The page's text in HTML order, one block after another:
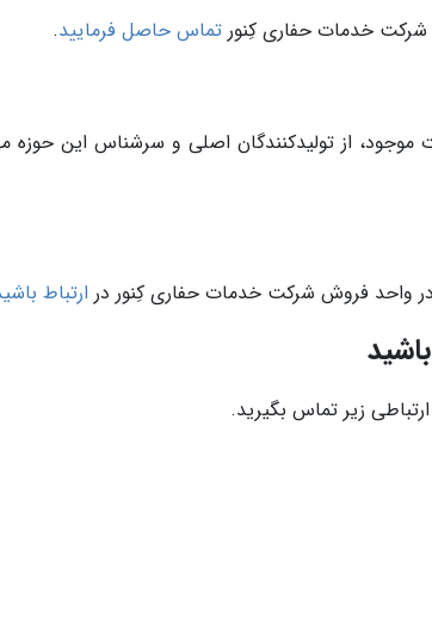
خدمات حفاری کِنور تماس حاصل فرمایید.
موجود، از تولیدکنندگان اصلی و سرشناس این
واحد فروش شرکت خدمات حفاری کِنور در ارتباط
زیر تماس بگیرید.